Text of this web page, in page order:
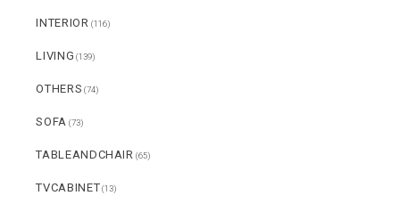
INTERIOR (116)
LIVING (139)
OTHERS (74)
SOFA (73)
TABLEANDCHAIR (65)
TVCABINET(13)